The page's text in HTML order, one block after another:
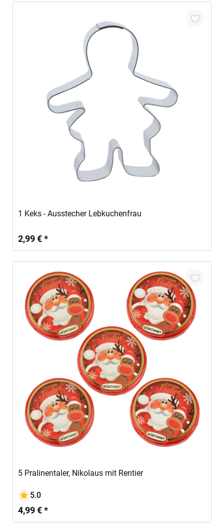
1 Keks - Ausstecher Lebkuchenfrau
2,99 € *
5 Pralinentaler, Nikolaus mit Rentier
5.0
4,99 € *